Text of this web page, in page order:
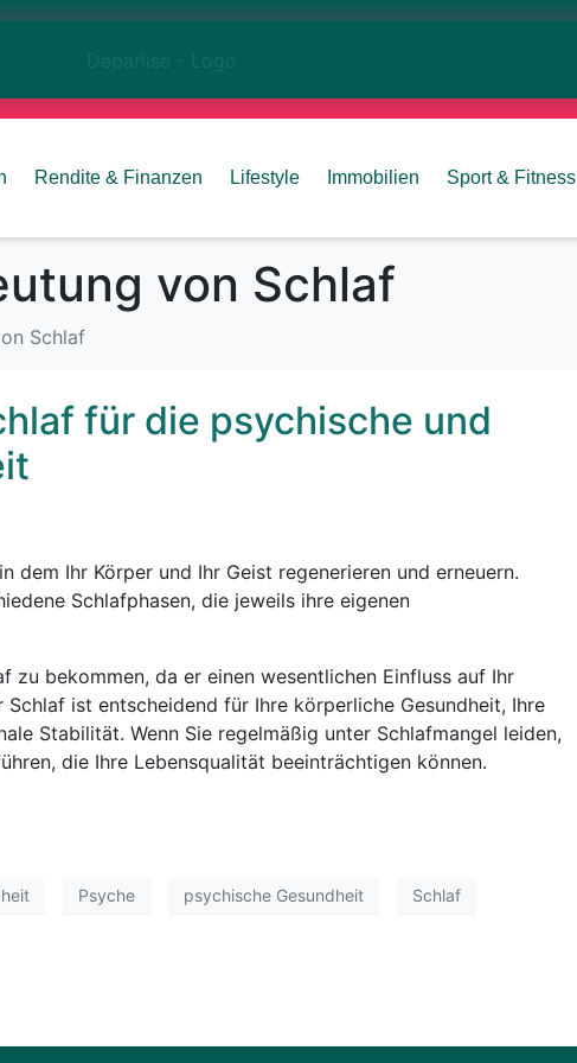
Rendite & Finanzen Lifestyle Immobilien Sport & Fitness
von Schlaf
Schlaf
für die psychische und
dem Ihr Körper und Ihr Geist regenerieren und erneuern.
Schlafphasen, die jeweils ihre eigenen
zu bekommen, da er einen wesentlichen Einfluss auf Ihr
ist entscheidend für Ihre körperliche Gesundheit, Ihre
Stabilität. Wenn Sie regelmäßig unter Schlafmangel leiden,
die Ihre Lebensqualität beeinträchtigen können.
Psyche psychische Gesundheit Schlaf